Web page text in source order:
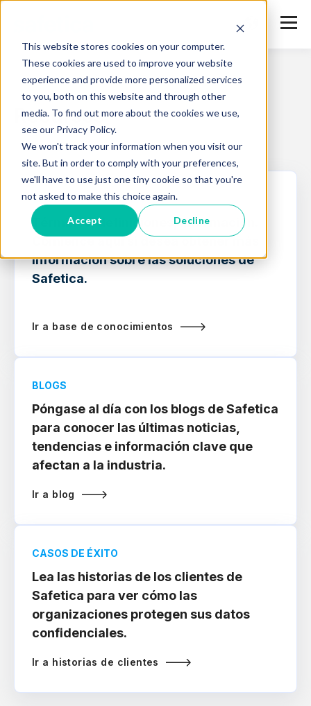
This website stores cookies on your computer.
These cookies are used to improve your website
experience and provide more personalized services
to you, both on this website and through other
media. To find out more about the cookies we use,
see our Privacy Policy.
We won't track your information when you visit our
site. But in order to comply with your preferences,
we'll have to use just one tiny cookie so that you're
not asked to make this choice again.
Accept Decline
Recursos
BASE DE CONOCIMIENTOS
Términos, definiciones, información.
Comience aquí si desea obtener más
información sobre las soluciones de
Safetica.
Ir a base de conocimientos
BLOGS
Póngase al día con los blogs de Safetica
para conocer las últimas noticias,
tendencias e información clave que
afectan a la industria.
Ir a blog
CASOS DE ÉXITO
Lea las historias de los clientes de
Safetica para ver cómo las
organizaciones protegen sus datos
confidenciales.
Ir a historias de clientes